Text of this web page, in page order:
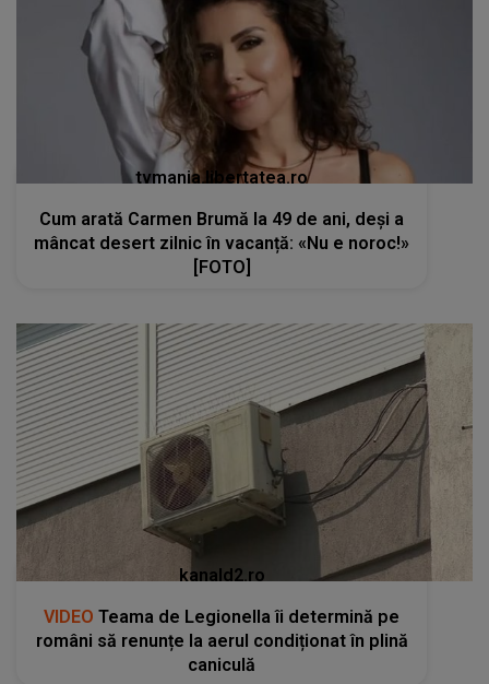
tvmania.libertatea.ro
Cum arată Carmen Brumă la 49 de ani, deși a
mâncat desert zilnic în vacanță: «Nu e noroc!»
[FOTO]
kanald2.ro
VIDEO Teama de Legionella îi determină pe
români să renunțe la aerul condiționat în plină
caniculă